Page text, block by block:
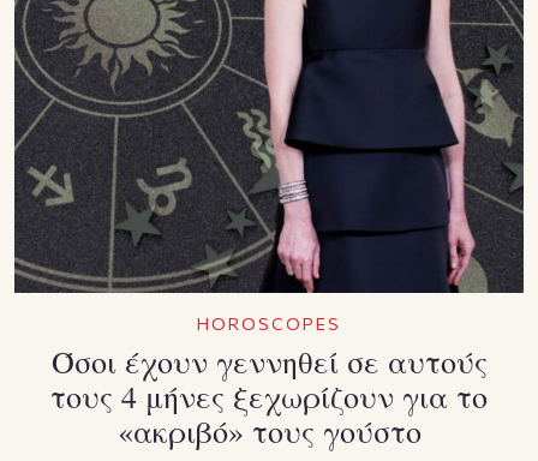
HOROSCOPES
Όσοι έχουν γεννηθεί σε αυτούς
τους 4 μήνες ξεχωρίζουν για το
«ακριβό» τους γούστο